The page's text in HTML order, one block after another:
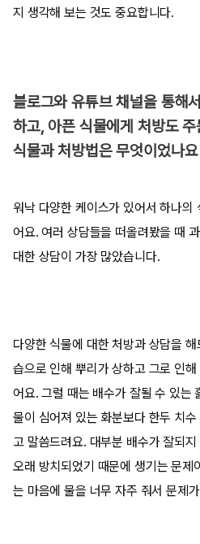
지 생각해 보는 것도 중요합니다.
블로그와 유튜브 채널을 통해
하고, 아픈 식물에게 처방도
식물과 처방법은 무엇이었나요
워낙 다양한 케이스가 있어서 하나의
어요. 여러 상담들을 떠올려봤을 때
대한 상담이 가장 많았습니다.
다양한 식물에 대한 처방과 상담을
습으로 인해 뿌리가 상하고 그로 인
어요. 그럴 때는 배수가 잘될 수 있는
물이 심어져 있는 화분보다 한두 치
고 말씀드려요. 대부분 배수가 잘되
오래 방치되었기 때문에 생기는 문제
는 마음에 물을 너무 자주 줘서 문제